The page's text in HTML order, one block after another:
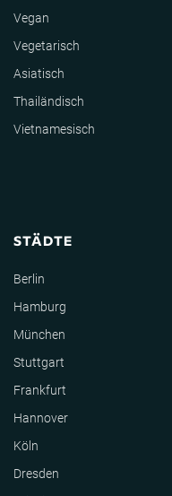
Vegan
Vegetarisch
Asiatisch
Thailändisch
Vietnamesisch
STÄDTE
Berlin
Hamburg
München
Stuttgart
Frankfurt
Hannover
Köln
Dresden